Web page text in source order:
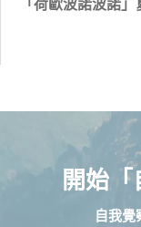
「荷歐波諾波諾
開始「
自我覺